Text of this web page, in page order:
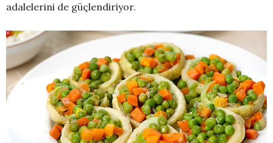
adalelerini de güçlendiriyor.